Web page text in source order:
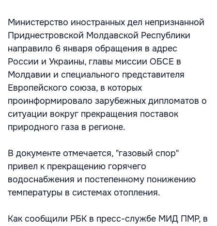
Министерство иностранных дел непризнанной
Приднестровской Молдавской Республики
направило 6 января обращения в адрес
России и Украины, главы миссии ОБСЕ в
Молдавии и специального представителя
Европейского союза, в которых
проинформировало зарубежных дипломатов о
ситуации вокруг прекращения поставок
природного газа в регионе.
В документе отмечается, "газовый спор"
привел к прекращению горячего
водоснабжения и постепенному понижению
температуры в системах отопления.
Как сообщили РБК в пресс-службе МИД ПМР, в